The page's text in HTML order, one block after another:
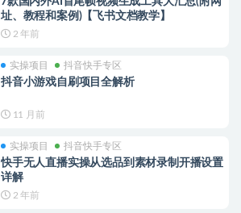
址、教程和案例)【飞书文档教学】
2 年前
实操项目 抖音快手专区
抖音小游戏自刷项目全解析
11 月前
实操项目 抖音快手专区
快手无人直播实操从选品到素材录制开播设置
详解
2 年前